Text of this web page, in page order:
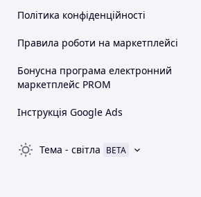
Політика конфіденційності
Правила роботи на маркетплейсі
Бонусна програма електронний
маркетплейс PROM
Інструкція Google Ads
Тема - світла BETA